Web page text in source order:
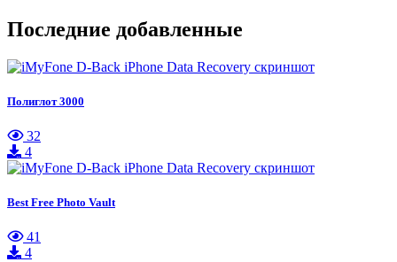
Последние добавленные
Полиглот 3000
32
4
Best Free Photo Vault
41
4